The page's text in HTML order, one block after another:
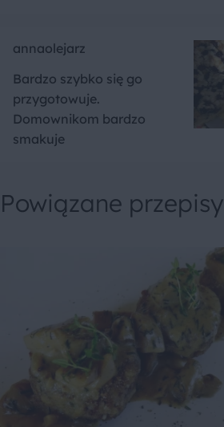
annaolejarz
Bardzo szybko się go
przygotowuje.
Domownikom bardzo
smakuje
Powiązane przepisy